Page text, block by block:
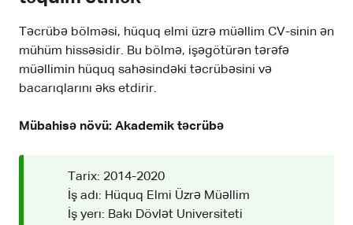
Təcrübə bölməsi, hüquq elmi üzrə müəllim CV-sinin ən
mühüm hissəsidir. Bu bölmə, işəgötürən tərəfə
müəllimin hüquq sahəsindəki təcrübəsini və
bacarıqlarını əks etdirir.
Mübahisə növü: Akademik təcrübə
Tarix: 2014-2020
İş adı: Hüquq Elmi Üzrə Müəllim
İş yerı: Bakı Dövlət Universiteti